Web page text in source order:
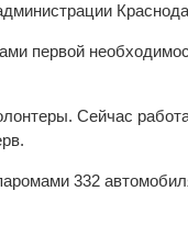
первой
Сейчас
332